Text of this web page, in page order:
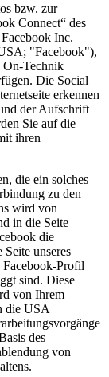
bzw. zur
Connect“ des
Inc.
"Facebook"),
On-Technik
Die Social
erkennen
der Aufschrift
Sie auf die
ihren
die ein solches
zu den
wird von
in die Seite
die
unseres
Facebook-Profil
sind. Diese
von Ihrem
die USA
des
von